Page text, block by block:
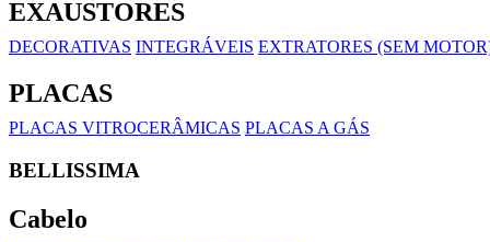
EXAUSTORES
DECORATIVAS INTEGRÁVEIS EXTRATORES (SEM
PLACAS
PLACAS VITROCERÂMICAS PLACAS A GÁS
BELLISSIMA
Cabelo